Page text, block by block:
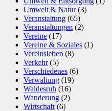
Umwelt & Natur(3)
Veranstaltung (65)
Veranstaltungen (2)
Vereine (17)
Vereine & Soziales (1)
Vereinsleben (8)
Verkehr(5)
Verschiedenes (6)
Verwaltung (19)
Waldesruh (16)
Wanderung (2)
Wirtschaft (6)